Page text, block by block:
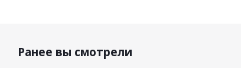
Ранее вы смотрели